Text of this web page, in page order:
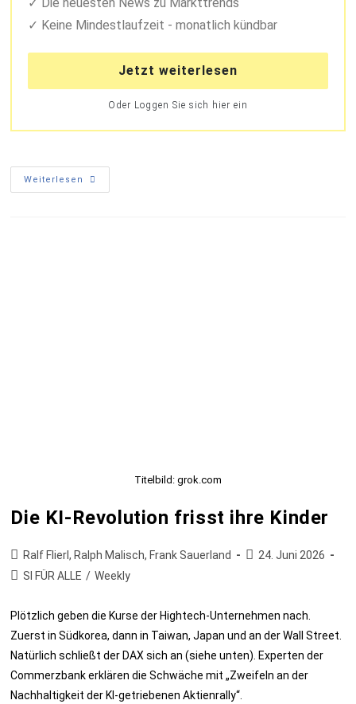
Die neuesten News zu Markttrends
Keine Mindestlaufzeit - monatlich kündbar
Jetzt weiterlesen
Oder Loggen Sie sich hier ein
Weiterlesen
Titelbild: grok.com
Die KI-Revolution frisst ihre Kinder
Ralf Flierl, Ralph Malisch, Frank Sauerland
24. Juni 2026
SI FÜR ALLE / Weekly
Plötzlich geben die Kurse der Hightech-Unternehmen nach.
Zuerst in Südkorea, dann in Taiwan, Japan und an der Wall Street.
Natürlich schließt der DAX sich an (siehe unten). Experten der
Commerzbank erklären die Schwäche mit „Zweifeln an der
Nachhaltigkeit der KI-getriebenen Aktienrally“.